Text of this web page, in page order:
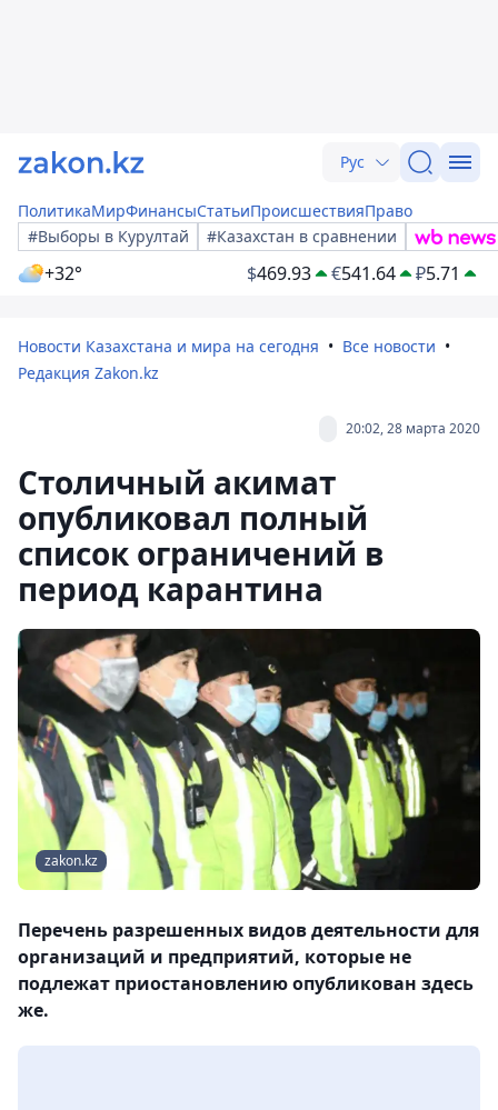
Рус
ПолитикаМирФинансыСтатьиПроисшествияПраво
#Выборы в Курултай
#Казахстан в сравнении
+32° $469.93 €541.64 ₽5.71
Новости Казахстана и мира на сегодня
Все новости
Редакция Zakon.kz
20:02, 28 марта 2020
Столичный акимат
опубликовал полный
список ограничений в
период карантина
zakon.kz
Перечень разрешенных видов деятельности для
организаций и предприятий, которые не
подлежат приостановлению опубликован здесь
же.